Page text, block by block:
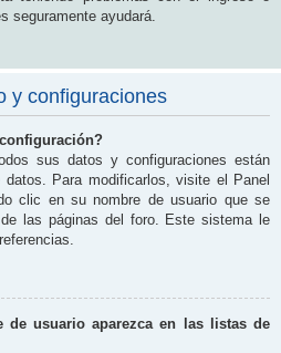
seguramente ayudará.
y configuraciones
sus datos y configuraciones están
Para modificarlos, visite el Panel
clic en su nombre de usuario que se
las páginas del foro. Este sistema le
de usuario aparezca en las listas de